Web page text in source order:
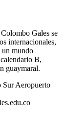
Gales se
internacionales,
un mundo
B,
guaymaral.
Sur Aeropuerto